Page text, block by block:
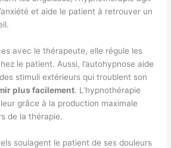
et aide le patient à retrouver un
avec le thérapeute, elle régule les
le patient. Aussi, l’autohypnose aide
stimuli extérieurs qui troublent son
plus facilement. L’hypnothérapie
grâce à la production maximale
de la thérapie.
soulagent le patient de ses douleurs